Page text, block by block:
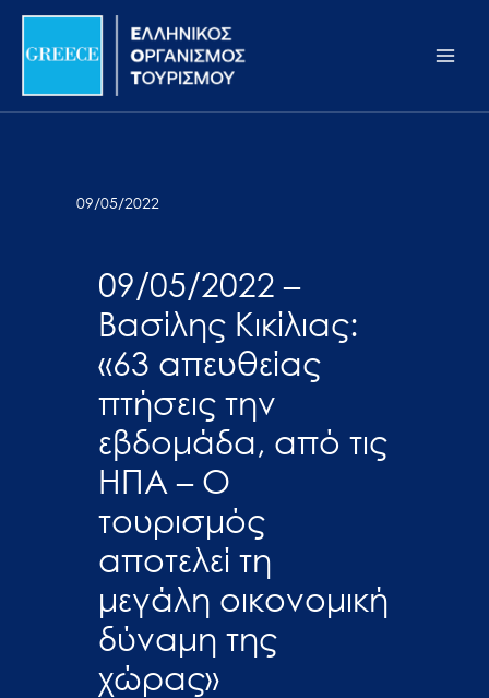
Σημείωση:
ιστότοπος
προσβασιμότητας.
Μετάβαση
περιεχόμενο
09/05/2022
09/05/2022 –
Βασίλης Κικίλιας:
«63 απευθείας
πτήσεις την
εβδομάδα, από τις
ΗΠΑ – Ο
τουρισμός
αποτελεί τη
μεγάλη οικονομική
δύναμη της
χώρας»